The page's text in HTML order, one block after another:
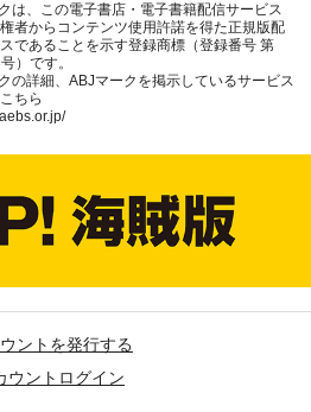
は、この電子書店・電子書籍配信サービス
者からコンテンツ使用許諾を得た正規版配
であることを示す登録商標（登録番号 第
）です。
の詳細、ABJマークを掲示しているサービス
ちら
ントを発行する
ウントログイン